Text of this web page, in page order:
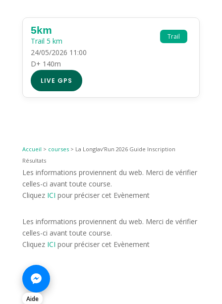
Trail
5km
Trail 5 km
24/05/2026 11:00
D+ 140m
LIVE GPS
Accueil > courses> La Longlav’Run 2026 Guide Inscription
Résultats
Les informations proviennent du web. Merci de vérifier
celles-ci avant toute course.
Cliquez ICI pour préciser cet Evènement
Les informations proviennent du web. Merci de vérifier
celles-ci avant toute course.
Cliquez ICI pour préciser cet Evènement
Aide